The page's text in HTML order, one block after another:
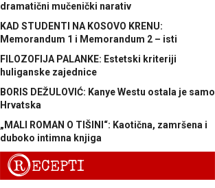
dramatični mučenički narativ
KAD STUDENTI NA KOSOVO KRENU:
Memorandum 1 i Memorandum 2 – isti
FILOZOFIJA PALANKE: Estetski kriteriji
huliganske zajednice
BORIS DEŽULOVIĆ: Kanye Westu ostala je samo
Hrvatska
„MALI ROMAN O TIŠINI“: Kaotična, zamršena i
duboko intimna knjiga
RECEPTI